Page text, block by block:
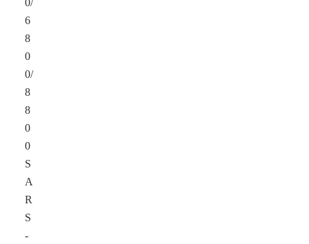
0/
6
8
0
0/
8
8
0
0
S
A
R
S
-